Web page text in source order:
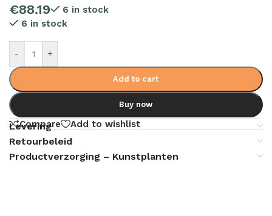
€88.19
6 in stock
6 in stock
- +
Add to cart
Buy now
Compare Add to wishlist
Levering
Retourbeleid
Productverzorging – Kunstplanten